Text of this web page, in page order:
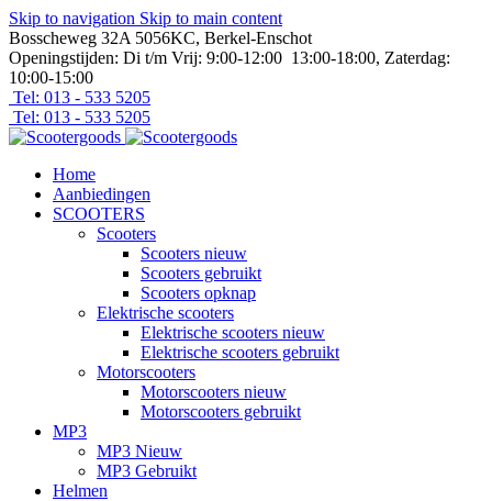
Skip to navigation Skip to main content
Bosscheweg 32A 5056KC, Berkel-Enschot
Openingstijden: Di t/m Vrij: 9:00-12:00 13:00-18:00, Zaterdag:
10:00-15:00
Tel: 013 - 533 5205
Tel: 013 - 533 5205
Home
Aanbiedingen
SCOOTERS
Scooters
Scooters nieuw
Scooters gebruikt
Scooters opknap
Elektrische scooters
Elektrische scooters nieuw
Elektrische scooters gebruikt
Motorscooters
Motorscooters nieuw
Motorscooters gebruikt
MP3
MP3 Nieuw
MP3 Gebruikt
Helmen